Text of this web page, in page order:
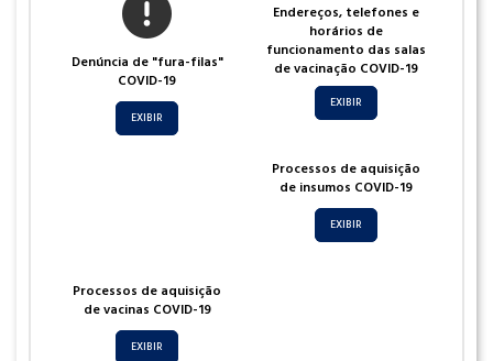
Denúncia de "fura-filas"
COVID-19
EXIBIR
Endereços, telefones e
horários de
funcionamento das salas
de vacinação COVID-19
EXIBIR
Processos de aquisição
de insumos COVID-19
EXIBIR
Processos de aquisição
de vacinas COVID-19
EXIBIR